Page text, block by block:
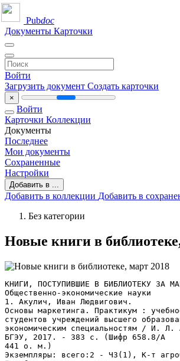
Pubdoc
Документы Карточки
Войти
Загрузить документ Создать карточки
×
Войти
Карточки Коллекции
Документы
Последнее
Мои документы
Сохраненные
Настройки
Добавить в ...
Добавить в коллекции Добавить в
Без категории
Новые книги в
КНИГИ, ПОСТУПИВШИЕ В БИБЛИОТЕКУ ЗА МАРТ 2018 г. Общественно-экономические науки 1. Акулич, Иван Людвигович. Основы маркетинга. Практикум : учебное пособие для студентов учреждений высшего образования по экономическим специальностям / И. Л. Акулич. - Минск : БГЭУ, 2017. - 383 с. (Шифр 658.8/А 441 о. м.) Экземпляры: всего:2 - ЧЗ(1), К-т агробизнеса(1) Пособие состоит из одиннадцати глав, в которых рассматривается практика реализации маркетинга, показаны возможности использования информационных технологий в маркетинге. 2. Артеменко, Александр Михайлович. Управление предприятием : курс лекций для студентов, обучающихся по специальности 1-76 06 01 - Техническое обеспечение процессов сельскохозяйственного производства / А. М. Артеменко ; Министерство сельского хозяйства и продовольствия Республики Беларусь, Главное управление образования, науки и кадров, Белорусская государственная сельскохозяйственная академия. Горки, 2018. - 117 с. (Шифр 631.15/А 861 у. п.) Экземпляры: всего:62 - К-ра управления(1), Фил.ЗО(20), Фил.№1(12), Фил.б-ки экфака(25), ЧЗ(2), ХР(2) Изложены состав и содержание тем, рекомендуемая литература, вопросы и ситуации для самостоятельной работы студентов. 3. Тележников, Владимир Иванович. Менеджмент : учебник для студентов учреждений высшего образования по экономическим специальностям / В. И. Тележников. - Минск : БГЭУ, 2016. - 508 с. (Шифр 005/Т 311 м.) Экземпляры: всего:1 - К-т агробизнеса(1) Системно освещаются вопросы управления в условиях изменяющейся внешней среды. Широко представлены основные теории, модели и методики общего и операционного менеджмента, положительно зарекомендовавшие себя на практике. Естественные науки. Экология 4. Воронкова, Татьяна Борисовна. Высшая математика. Теория вероятностей : учебно-методическое пособие для студентов учреждений высшего образования, обучающихся по специальности 1-74 01 01 Экономика и организация производства в отраслях АПК / Т. Б. Воронкова, С. В. Курзенков, Т. В. Левкина ; Министерство сельского хозяйства и продовольствия Республики Беларусь, Главное управление образования, науки и кадров, Белорусская государственная сельскохозяйственная академия. - Горки, 2018. - 76 с. (Шифр 519/В 753 в. м.) Экземпляры: всего:62 - ЧЗ(2), ХР(5), К-ра выс.мат. и физ.(55) Приведены краткий теоретический материал по теме &laquo;Теория вероятностей&raquo;, задания для аудиторных и домашних занятий и рекомендуемая литература. Есть электронный вариант. 5. Иванистов, Александр Николаевич. Общая экология. Курс лекций : пособие для студентов учреждений высшего образования, обучающихся по специальности 1-33 01 06 - Экология сельского хозяйства / А. Н. Иванистов, Т. В. Никонович ; Министерство сельского хозяйства и продовольствия Республики Беларусь, Главное управление образования, науки и кадров, Белорусская государственная сельскохозяйственная академия. - Горки, 2018. - 84 с. (Шифр 574/И 192 о. э.) Экземпляры: всего:32 - ЧЗ(2), ХР(10), К-ра с.-х. биотехнол.(10), Фил.№9(10) Рассмотрен теоретический материал по основным разделам экологии, приведено описание наземных, пресноводных и морских биомов планеты. Есть электронный вариант. Агропромышленный комплекс 6. Беккер, Хайко. Селекция растений : учебник / Х. Беккер ; ред.: В. И. Леунов, Г. Ф. Монахоса ; пер. с нем. В. И. Леунова. - М. : Товарищество научных изданий КМК, 2015. - 425 с. (Шифр 631.52/Б 423 с. р.) Экземпляры: всего:18 - ЧЗ(2), ХР(2), Фил.№9(7), Фил.ЗО(6), К-ра селекции(1) Классический учебник по селекции растений (первое немецкое издание в 1993 г.). В двадцати главах книги охвачены практически все методы классической селекции и самые современные подходы с использованием молекулярной генетики, физиологии, биохимии и биотехнологии, включающие создание удвоенных гаплоидов и трансгеноз. Обсуждаются цели селекции растений, организация и апробация сортов, урожайность как одна из целей селекции, требования к качеству растительной продукции, понятия устойчивости и толерантности растений, селекционного успеха, феномен гетерозиса, четыре основных метода селекции - клоновая, линейная, гибридная и популяционная. Дан обзор популяционной и количественной генетики, использования и поддержания генетических ресурсов, мутационной генетики и генной инженерии. Учебник богато иллюстрирован, а все основные селекционные мероприятия сопровождаются экономическим анализом. В &quot;Дополнении&quot; дан перечень основных сельскохозяйственных культур с указанием их происхождения и эволюции, значения, основных целей и методов селекции. Издание снабжено предметным указателем. Книга адресована селекционерам, растениеводам, агрономам, преподавателям и студентам сельскохозяйственных вузов. 7. Колмыков, Алексей Васильевич. Экономика и организация сельскохозяйственного производства. Курс лекций : учебно-методическое пособие для студентов учреждений высшего образования, обучающихся по специальности 1-56 01 01 - Землеустройство / А. В. Колмыков ; Министерство сельского хозяйства и продовольствия Республики Беларусь, Главное управление образования, науки и кадров, Белорусская государственная сельскохозяйственная академия. - Горки, 2018. - 191 с. (Шифр 631.15/К 608 э. и.) Экземпляры: всего:37 - ЧЗ(2), ХР(2), Фил.ЗО(7), К-ра организации(1), Фил.№1(7), Фил.б-ки экфака(9), Фил.б-ки земфака(9) Приведены научно-теоретические положения и практические направления развития экономики и рациональной организации производства на предприятиях АПК и их подразделениях с учетом технических, технологических, социальных и других факторов. 8. Мажугин, Евгений Иванович. Машины для эксплуатации мелиоративных и водохозяйственных объектов : учебное пособие для студентов учреждений высшего образования по специальности &quot;Техническое обеспечение мелиоративных и водохозяйственных работ&quot; / Е. И. Мажугин, А. Л. Борисов, С. Г. Рубец ; Министерство сельского хозяйства и продовольствия Республики Беларусь, Главное управление образования, науки и кадров, Белорусская государственная сельскохозяйственная академия. - Горки, 2018. - 392 с. (Шифр 631.311/М 134 м. д.) Экземпляры: всего:51 - ХР(3), ЧЗ(2), Фил.№1(44), Фил.ЗО(2) Изложены организационные принципы эксплуатации мелиоративных и водохозяйственных объектов, приведены назначение и классификация машин для очистки каналов, удаления растительности, ремонта и обслуживания закрытых дренажных систем, ухода за гидротехническими сооружениями и лугопастбищными угодьями, а также мелиоративных земснарядов. Описаны принципы действия машин и их рабочих органов, отражены особенности конструкций ходовых систем, даны основные технические показатели машин. Для наиболее широко применяющихся типов рабочих органов и машин рассмотрена кинематика, расчет важнейших параметров рабочих органов, теоретическое определение сопротивлений и потребной мощности, особенности тяговых и статических расчетов. Есть электронный вариант. 9. Молодежь и инновации - 2017 : материалы Международной научно-практической конференции молодых ученых, г. Горки, 1-3 июня 2017 г.: в двух частях / Министерство сельского хозяйства и продовольствия Республики Беларусь, Главное управление образования, науки и кадров, Белорусская государственная сельскохозяйственная академия; ред.: П. А. Саскевич, Ю. Л. Тибец, А. Н. Иванистов. - Горки. - 2018. - ISBN 978-985-467-775-0 Ч. 1. - 2018. - 293 с). (Шифр 378/М 754 и. и. / 1) Экземпляры: всего:2 - ЧЗ(1), ХР(1) Ч. 2. - 2018. - 337 с). (Шифр 378/М 754 и. и. / 2) Экземпляры: всего:2 - ЧЗ(1), ХР(1) Представлены материалы Международной научно-практической конференции молодых ученых. Изложены результаты исследований молодых ученых Беларуси, Российской Федерации, Украины, Казахстана по актуальным проблемам сельскохозяйственного производства. Для научных работников, преподавателей, студентов и специалистов сельскохозяйственного профиля. 10. Оптимизация технологии возделывания томата в открытом грунте : рекомендации для специалистов АПК,